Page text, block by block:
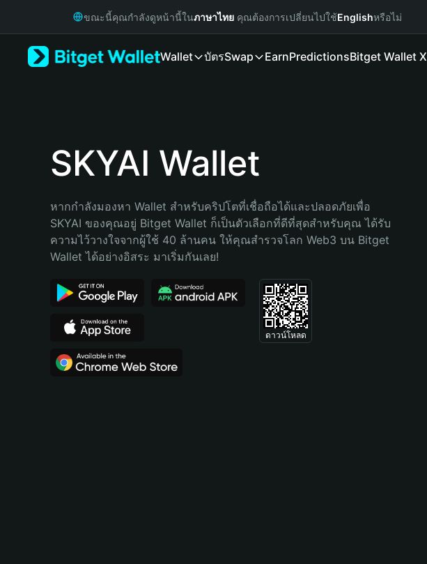
Русский
Bahasa Indonesia
Português (Brasil)
ขณะนี้คุณกำลังดูหน้านี้ในภาษาไทย คุณต้องการเปลี่ยนไปใช้Englishหรือไม่
Wallet บัตรSwap EarnPredictionsBitget Wallet X
SKYAI Wallet
หากกำลังมองหา Wallet สำหรับคริปโตที่เชื่อถือได้และปลอดภัยเพื่อ
SKYAI ของคุณอยู่ Bitget Wallet ก็เป็นตัวเลือกที่ดีที่สุดสำหรับคุณ ได้รับ
ความไว้วางใจจากผู้ใช้ 40 ล้านคน ให้คุณสำรวจโลก Web3 บน Bitget
Wallet ได้อย่างอิสระ มาเริ่มกันเลย!
ดาวน์โหลด